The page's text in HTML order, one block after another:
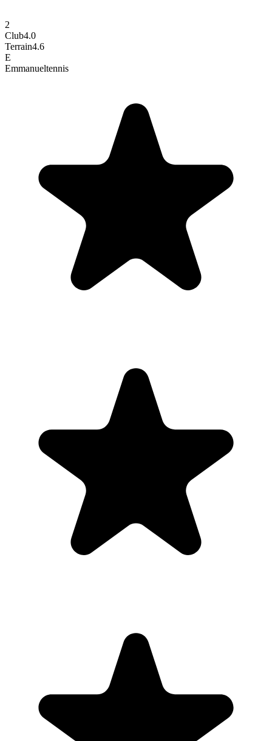
2
Club4.0
Terrain4.6
E
Emmanueltennis